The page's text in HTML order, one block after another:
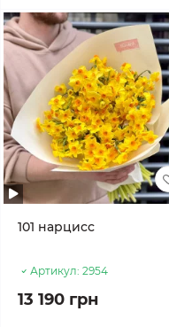
101 нарцисс
Артикул: 2954
13 190 грн